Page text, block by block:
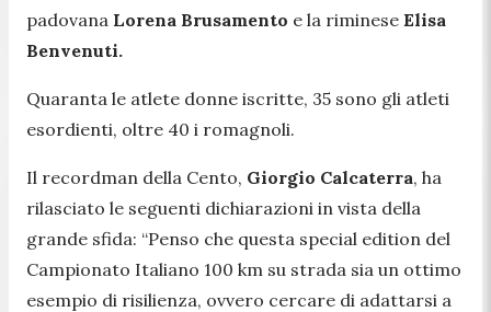
padovana Lorena Brusamento e la riminese Elisa
Benvenuti.
Quaranta le atlete donne iscritte, 35 sono gli atleti
esordienti, oltre 40 i romagnoli.
Il recordman della Cento, Giorgio Calcaterra, ha
rilasciato le seguenti dichiarazioni in vista della
grande sfida: “Penso che questa special edition del
Campionato Italiano 100 km su strada sia un ottimo
esempio di risilienza, ovvero cercare di adattarsi a